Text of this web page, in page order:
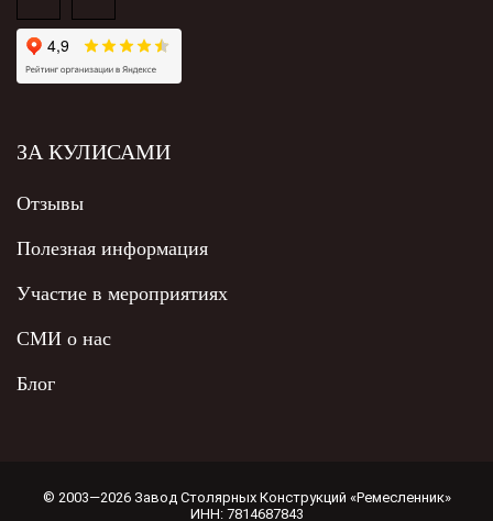
ЗА КУЛИСАМИ
Отзывы
Полезная информация
Участие в мероприятиях
СМИ о нас
Блог
© 2003—2026 Завод Столярных Конструкций «Ремесленник»
ИНН: 7814687843